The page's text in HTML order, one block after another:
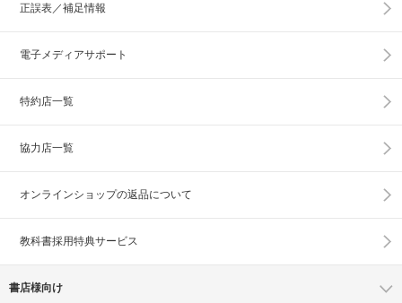
正誤表／補足情報
電子メディアサポート
特約店一覧
協力店一覧
オンラインショップの返品について
教科書採用特典サービス
書店様向け